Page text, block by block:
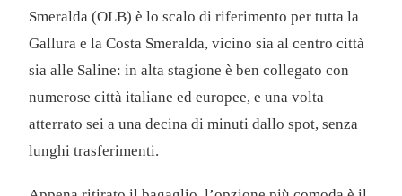
Smeralda (OLB) è lo scalo di riferimento per tutta la
Gallura e la Costa Smeralda, vicino sia al centro città
sia alle Saline: in alta stagione è ben collegato con
numerose città italiane ed europee, e una volta
atterrato sei a una decina di minuti dallo spot, senza
lunghi trasferimenti.